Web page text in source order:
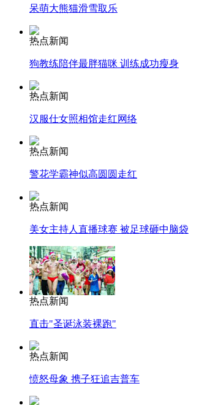
呆萌大熊猫滑雪取乐
热点新闻
狗教练陪伴最胖猫咪 训练成功瘦身
热点新闻
汉服仕女照相馆走红网络
热点新闻
警花学霸神似高圆圆走红
热点新闻
美女主持人直播球赛 被足球砸中脑袋
热点新闻
直击"圣诞泳装裸跑"
热点新闻
愤怒母象 携子狂追吉普车